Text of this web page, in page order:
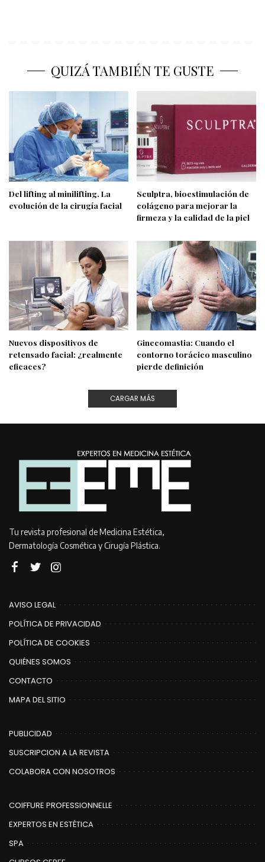
QUIZÁ TAMBIÉN TE GUSTE
Del lifting al minilifting. La
evolución de la cirugía facial
Sculptra, bioestimulación de
colágeno para mejorar la
firmeza y la calidad de la piel
Nuevos dispositivos de
retensado facial: ¿realmente
eficaces?
Ginecomastia: Cuando el
contorno torácico masculino
pierde definición
CARGAR MÁS
Tu revista profesional de Medicina Estética,
Dermatología Cosmética y Cirugía Plástica.
AVISO LEGAL
POLÍTICA DE PRIVACIDAD
POLÍTICA DE COOKIES
QUIÉNES SOMOS
CONTACTO
MAPA DEL SITIO
PUBLICIDAD
SUSCRIPCION A LA REVISTA
COLABORA CON NOSOTROS
COIFFURE PROFESSIONNELLE
EXPERTOS EN ESTÉTICA
SPA